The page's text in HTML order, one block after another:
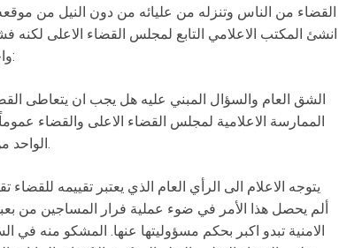
انشئ المكتب الاعلامي التابع لمجلس القضاء الاعلى
واخراجه بصورة مغايرة. ما يستدعي ملاحظة من شقين:
الشق العام والسؤال المبني عليه هل يجب ان يتعاطى
الممارسة الاعلامية لمجلس القضاء الاعلى والقضاء
الواحد من القضاة وجود خلل في التعاطي القضائي مع الاعلام.
يتوجه الاعلام الى الرأي العام الذي يعتبر تقييمه
ألم يحصل هذا الأمر في ضوء عملية فرار المساجين من
الامنية تبدو اكبر بحكم مسؤوليتها عنها. المشكو منه في